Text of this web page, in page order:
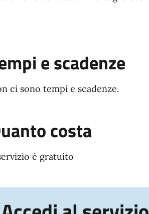
e scadenze
ci sono tempi e scadenze.
costa
è gratuito